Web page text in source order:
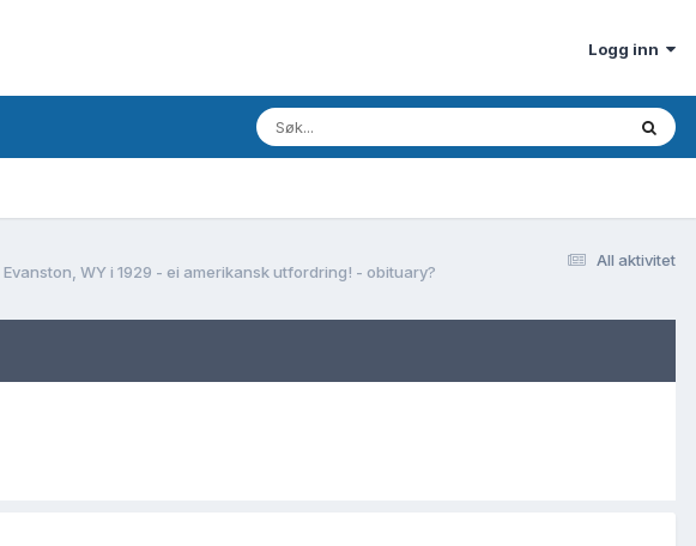
Logg inn
All aktivitet
WY i 1929 - ei amerikansk utfordring! - obituary?